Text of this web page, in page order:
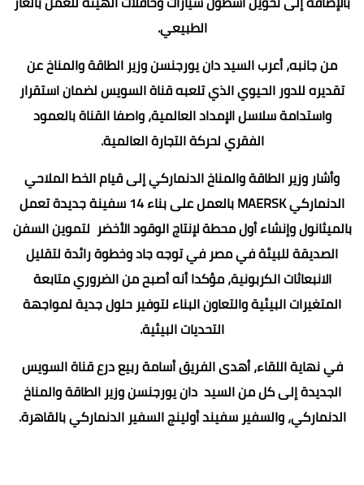
الطبيعي.
من جانبه، أعرب السيد دان يورجنسن وزير الطاقة والمناخ عن
تقديره للدور الحيوي الذي تلعبه قناة السويس لضمان استقرار
واستدامة سلاسل الإمداد العالمية، واصفا القناة بالعمود
الفقري لحركة التجارة العالمية.
وأشار وزير الطاقة والمناخ الدنماركي إلى قيام الخط الملاحي
الدنماركي MAERSK بالعمل على بناء 14 سفينة جديدة تعمل
بالميثانول وإنشاء أول محطة لإنتاج الوقود الأخضر لتموين السفن
الصديقة للبيئة في مصر في توجه جاد وخطوة رائدة لتقليل
الانبعاثات الكربونية، مؤكدا أنه أصبح من الضروري متابعة
المتغيرات البيئية والتعاون البناء لتوفير حلول جدية لمواجهة
التحديات البيئية.
في نهاية اللقاء، أهدى الفريق أسامة ربيع درع قناة السويس
الجديدة إلى كل من السيد دان يورجنسن وزير الطاقة والمناخ
الدنماركي، والسفير سفيند أولينج السفير الدنماركي بالقاهرة.